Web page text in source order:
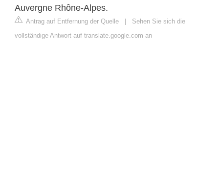
Auvergne Rhône-Alpes.
Antrag auf Entfernung der Quelle | Sehen Sie sich die
vollständige Antwort auf translate.google.com an